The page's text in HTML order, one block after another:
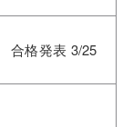
合格発表 3/25